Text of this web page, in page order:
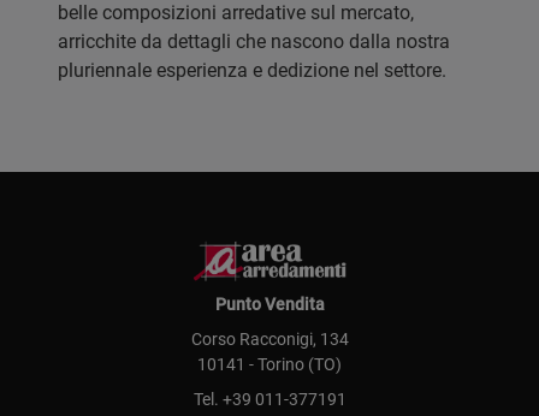
belle composizioni arredative sul mercato,
arricchite da dettagli che nascono dalla nostra
pluriennale esperienza e dedizione nel settore.
Punto Vendita
Corso Racconigi, 134
10141 - Torino (TO)
Tel. +39 011-377191